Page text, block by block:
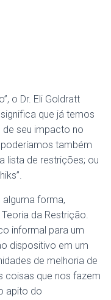
o Dr. Eli Goldratt
que já temos
de seu impacto no
também
lista de restrições; ou
alguma forma,
da Restrição.
informal para um
dispositivo em um
de melhoria de
coisas que nos fazem
apito do